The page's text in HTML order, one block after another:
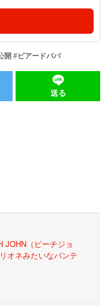
開#ビアードパパ
送る
JOHN（ピーチジョ
オネみたいなパンテ